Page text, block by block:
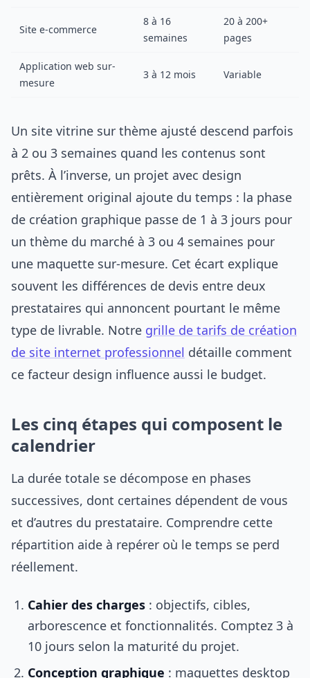
Site e-commerce
8 à 16
semaines
20 à 200+
pages
Application web sur-
mesure
3 à 12 mois Variable
Un site vitrine sur thème ajusté descend parfois
à 2 ou 3 semaines quand les contenus sont
prêts. À l’inverse, un projet avec design
entièrement original ajoute du temps : la phase
de création graphique passe de 1 à 3 jours pour
un thème du marché à 3 ou 4 semaines pour
une maquette sur-mesure. Cet écart explique
souvent les différences de devis entre deux
prestataires qui annoncent pourtant le même
type de livrable. Notre grille de tarifs de création
de site internet professionnel détaille comment
ce facteur design influence aussi le budget.
Les cinq étapes qui composent le
calendrier
La durée totale se décompose en phases
successives, dont certaines dépendent de vous
et d’autres du prestataire. Comprendre cette
répartition aide à repérer où le temps se perd
réellement.
Cahier des charges : objectifs, cibles,
arborescence et fonctionnalités. Comptez 3 à
10 jours selon la maturité du projet.
Conception graphique : maquettes desktop